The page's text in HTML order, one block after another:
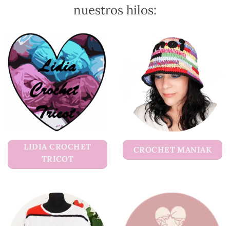
nuestros hilos:
LIDIA CROCHET
TRICOT
CROCHET MANIAK